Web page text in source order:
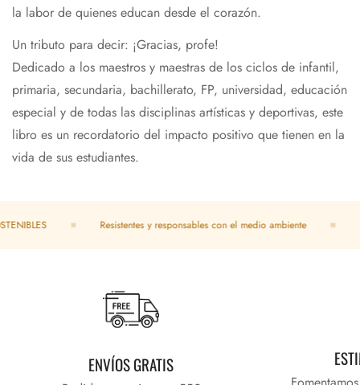
la labor de quienes educan desde el corazón.
Un tributo para decir: ¡Gracias, profe!
Dedicado a los maestros y maestras de los ciclos de infantil,
primaria, secundaria, bachillerato, FP, universidad, educación
especial y de todas las disciplinas artísticas y deportivas, este
libro es un recordatorio del impacto positivo que tienen en la
vida de sus estudiantes.
Resistentes y responsables con el medio ambiente
ENVÍOS GRATIS